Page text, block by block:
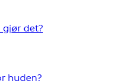
gjør det?
huden?